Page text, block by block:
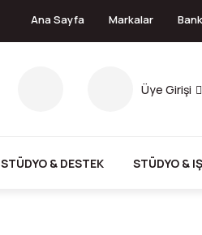
Ana Sayfa Markalar
Üye Girişi
STÜDYO & DESTEK STÜDYO &